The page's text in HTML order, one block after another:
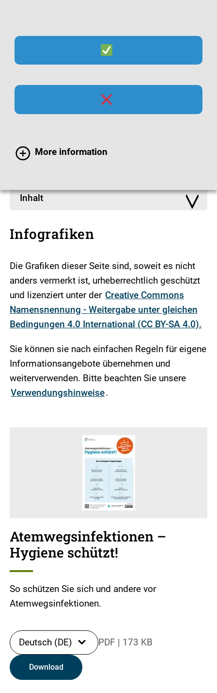
More information
Infomaterialien zu
Atemwegsinfektionen
Inhalt
Infografiken
Die Grafiken dieser Seite sind, soweit es nicht
anders vermerkt ist, urheberrechtlich geschützt
und lizenziert unter der Creative Commons
Namensnennung - Weitergabe unter gleichen
Bedingungen 4.0 International (CC BY-SA 4.0).
Sie können sie nach einfachen Regeln für eigene
Informationsangebote übernehmen und
weiterverwenden. Bitte beachten Sie unsere
Verwendungshinweise.
Atemwegsinfektionen –
Hygiene schützt!
So schützen Sie sich und andere vor
Atemwegsinfektionen.
Deutsch (DE) PDF | 173 KB
Download